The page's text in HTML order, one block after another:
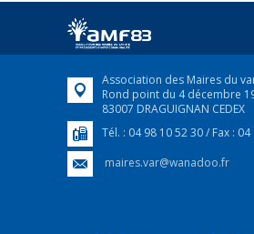
Association des Maires du
Rond point du 4 décembre
83007 DRAGUIGNAN CEDEX
Tél. : 04 98 10 52 30 / Fax :
maires.var@wanadoo.fr